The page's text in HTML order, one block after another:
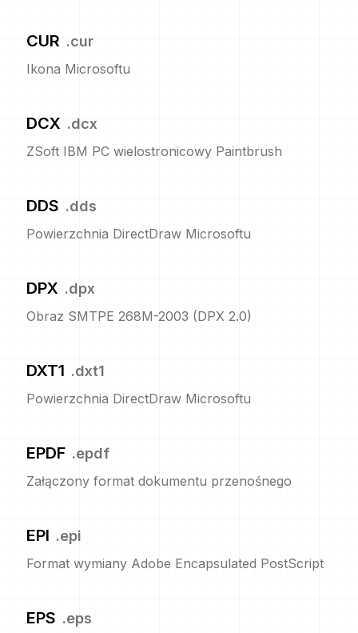
CUR .cur
Ikona Microsoftu
DCX .dcx
ZSoft IBM PC wielostronicowy Paintbrush
DDS .dds
Powierzchnia DirectDraw Microsoftu
DPX .dpx
Obraz SMTPE 268M-2003 (DPX 2.0)
DXT1 .dxt1
Powierzchnia DirectDraw Microsoftu
EPDF .epdf
Załączony format dokumentu przenośnego
EPI .epi
Format wymiany Adobe Encapsulated PostScript
EPS .eps